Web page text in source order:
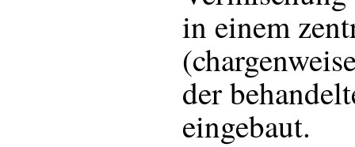
in einem
der
eingebaut.